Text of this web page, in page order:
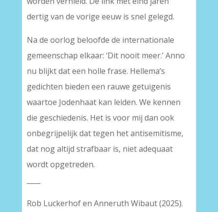
dertig van de vorige eeuw is snel gelegd.
Na de oorlog beloofde de internationale
gemeenschap elkaar: ‘Dit nooit meer.’ Anno
nu blijkt dat een holle frase. Hellema’s
gedichten bieden een rauwe getuigenis
waartoe Jodenhaat kan leiden. We kennen
die geschiedenis. Het is voor mij dan ook
onbegrijpelijk dat tegen het antisemitisme,
dat nog altijd strafbaar is, niet adequaat
wordt opgetreden.
Rob Luckerhof en Anneruth Wibaut (2025).